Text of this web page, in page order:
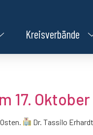
Kreisverbände
17. Oktober
Dr. Tassilo